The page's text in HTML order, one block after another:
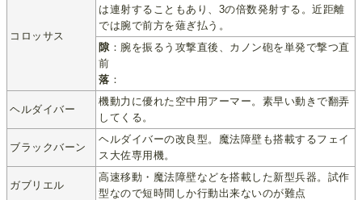
コロッサス
は連射することもあり、3の倍数発射する。近距離
では腕で前方を薙ぎ払う。
隙 ：腕を振るう攻撃直後、カノン砲を単発で撃つ直
前
落 ：
ヘルダイバー
機動力に優れた空中用アーマー。素早い動きで翻弄
してくる。
ブラックバーン
ヘルダイバーの改良型。魔法障壁も搭載するフェイ
ス大佐専用機。
ガブリエル
高速移動・魔法障壁などを搭載した新型兵器。試作
型なので短時間しか行動出来ないのが難点